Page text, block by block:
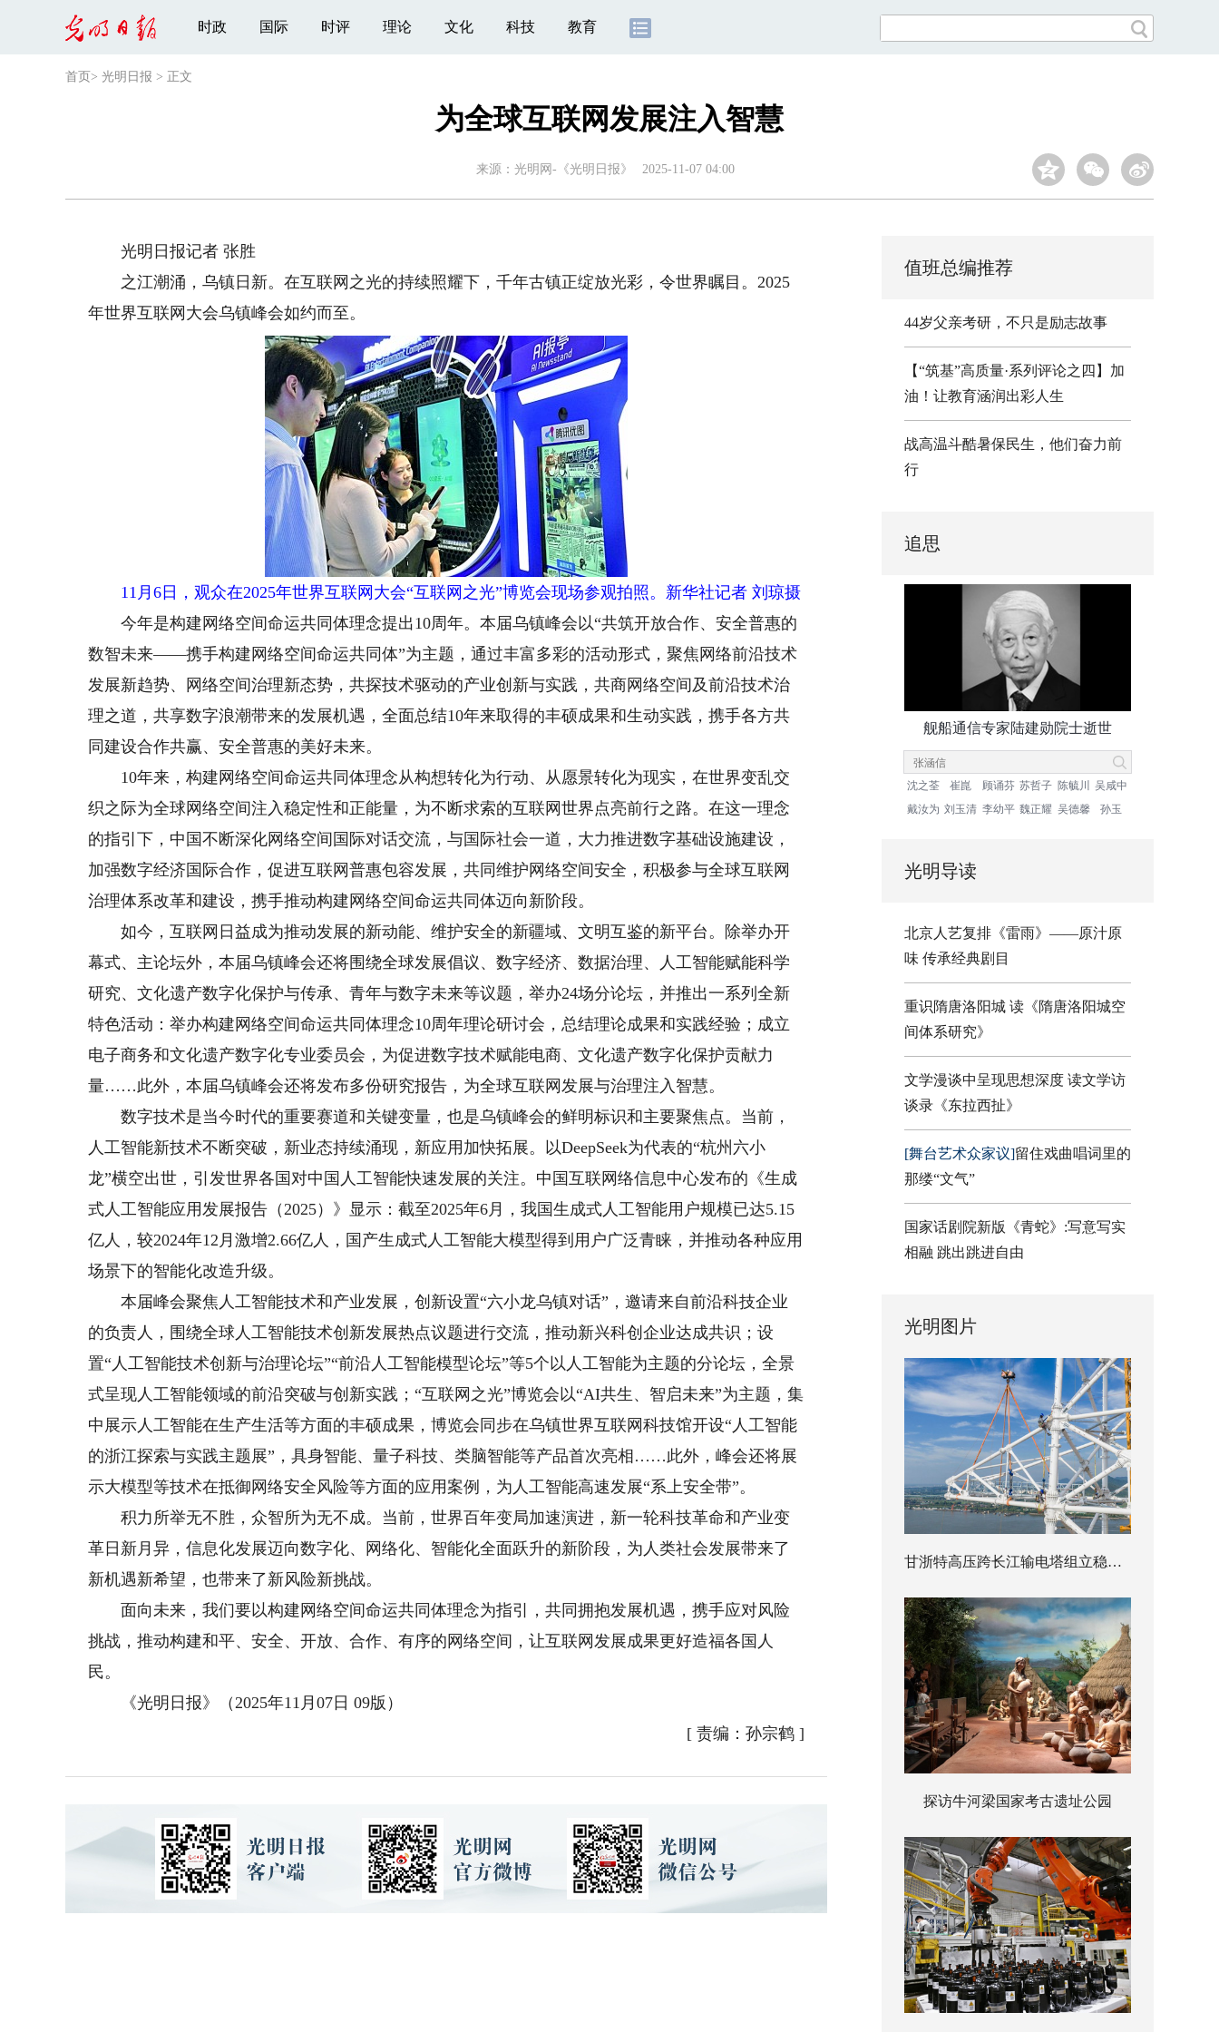
时政 国际 时评 理论 文化 科技 教育
首页 > 光明日报 > 正文
为全球互联网发展注入智慧
来源： 光明网-《光明日报》 2025-11-07 04:00
光明日报记者 张胜
之江潮涌，乌镇日新。在互联网之光的持续照耀下，千年古镇正绽放光彩，令世界瞩目。2025
年世界互联网大会乌镇峰会如约而至。
11月6日，观众在2025年世界互联网大会“互联网之光”博览会现场参观拍照。新华社记者 刘琼摄
今年是构建网络空间命运共同体理念提出10周年。本届乌镇峰会以“共筑开放合作、安全普惠的
数智未来——携手构建网络空间命运共同体”为主题，通过丰富多彩的活动形式，聚焦网络前沿技术
发展新趋势、网络空间治理新态势，共探技术驱动的产业创新与实践，共商网络空间及前沿技术治
理之道，共享数字浪潮带来的发展机遇，全面总结10年来取得的丰硕成果和生动实践，携手各方共
同建设合作共赢、安全普惠的美好未来。
10年来，构建网络空间命运共同体理念从构想转化为行动、从愿景转化为现实，在世界变乱交
织之际为全球网络空间注入稳定性和正能量，为不断求索的互联网世界点亮前行之路。在这一理念
的指引下，中国不断深化网络空间国际对话交流，与国际社会一道，大力推进数字基础设施建设，
加强数字经济国际合作，促进互联网普惠包容发展，共同维护网络空间安全，积极参与全球互联网
治理体系改革和建设，携手推动构建网络空间命运共同体迈向新阶段。
如今，互联网日益成为推动发展的新动能、维护安全的新疆域、文明互鉴的新平台。除举办开
幕式、主论坛外，本届乌镇峰会还将围绕全球发展倡议、数字经济、数据治理、人工智能赋能科学
研究、文化遗产数字化保护与传承、青年与数字未来等议题，举办24场分论坛，并推出一系列全新
特色活动：举办构建网络空间命运共同体理念10周年理论研讨会，总结理论成果和实践经验；成立
电子商务和文化遗产数字化专业委员会，为促进数字技术赋能电商、文化遗产数字化保护贡献力
量……此外，本届乌镇峰会还将发布多份研究报告，为全球互联网发展与治理注入智慧。
数字技术是当今时代的重要赛道和关键变量，也是乌镇峰会的鲜明标识和主要聚焦点。当前，
人工智能新技术不断突破，新业态持续涌现，新应用加快拓展。以DeepSeek为代表的“杭州六小
龙”横空出世，引发世界各国对中国人工智能快速发展的关注。中国互联网络信息中心发布的《生成
式人工智能应用发展报告（2025）》显示：截至2025年6月，我国生成式人工智能用户规模已达5.15
亿人，较2024年12月激增2.66亿人，国产生成式人工智能大模型得到用户广泛青睐，并推动各种应用
场景下的智能化改造升级。
本届峰会聚焦人工智能技术和产业发展，创新设置“六小龙乌镇对话”，邀请来自前沿科技企业
的负责人，围绕全球人工智能技术创新发展热点议题进行交流，推动新兴科创企业达成共识；设
置“人工智能技术创新与治理论坛”“前沿人工智能模型论坛”等5个以人工智能为主题的分论坛，全景
式呈现人工智能领域的前沿突破与创新实践；“互联网之光”博览会以“AI共生、智启未来”为主题，集
中展示人工智能在生产生活等方面的丰硕成果，博览会同步在乌镇世界互联网科技馆开设“人工智能
的浙江探索与实践主题展”，具身智能、量子科技、类脑智能等产品首次亮相……此外，峰会还将展
示大模型等技术在抵御网络安全风险等方面的应用案例，为人工智能高速发展“系上安全带”。
积力所举无不胜，众智所为无不成。当前，世界百年变局加速演进，新一轮科技革命和产业变
革日新月异，信息化发展迈向数字化、网络化、智能化全面跃升的新阶段，为人类社会发展带来了
新机遇新希望，也带来了新风险新挑战。
面向未来，我们要以构建网络空间命运共同体理念为指引，共同拥抱发展机遇，携手应对风险
挑战，推动构建和平、安全、开放、合作、有序的网络空间，让互联网发展成果更好造福各国人
民。
《光明日报》（2025年11月07日 09版）
[ 责编：孙宗鹤]
值班总编推荐
44岁父亲考研，不只是励志故事
【“筑基”高质量·系列评论之四】加
油！让教育涵润出彩人生
战高温斗酷暑保民生，他们奋力前
行
追思
舰船通信专家陆建勋院士逝世
沈之荃 崔崑 顾诵芬 苏哲子 陈毓川
吴咸中
戴汝为 刘玉清 李幼平 魏正耀 吴德馨 孙玉
光明导读
北京人艺复排《雷雨》——原汁原
味 传承经典剧目
重识隋唐洛阳城 读《隋唐洛阳城空
间体系研究》
文学漫谈中呈现思想深度 读文学访
谈录《东拉西扯》
[舞台艺术众家议]留住戏曲唱词里的
那缕“文气”
国家话剧院新版《青蛇》:写意写实
相融 跳出跳进自由
光明图片
甘浙特高压跨长江输电塔组立稳步推进
探访牛河梁国家考古遗址公园